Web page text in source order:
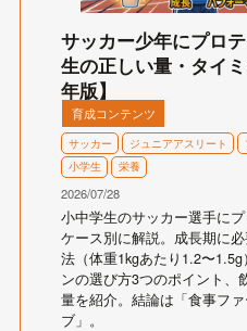
サッカー少年にプロ
生の正しい量・タイ
年版】
育成コンテンツ
サッカー ジュニアアスリート
小学生
栄養
2026/07/28
小中学生のサッカー選手に
ケース別に解説。成長期に
法（体重1kgあたり1.2〜
ンの選び方3つのポイント、
量を紹介。結論は「食事フ
ブ」。